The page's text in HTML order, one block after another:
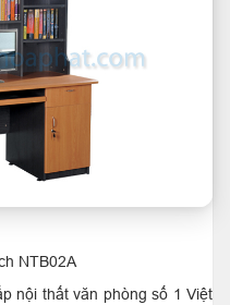
NTB02A
nội thất văn phòng số 1 Việt